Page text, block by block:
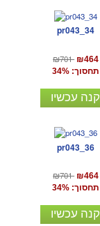
pr043_34
₪701 ₪464
תחסוך: 34%
קנה עכשיו
pr043_36
₪701 ₪464
תחסוך: 34%
קנה עכשיו